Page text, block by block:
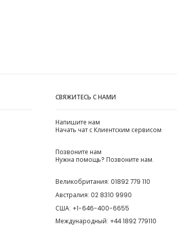
СВЯЖИТЕСЬ С НАМИ
Напишите нам
Начать чат с Клиентским сервисом
Позвоните нам
Нужна помощь? Позвоните нам.
Великобритания: 01892 779 110
Австралия: 02 8310 9990
США: +1-646-400-6655
Международный: +44 1892 779110